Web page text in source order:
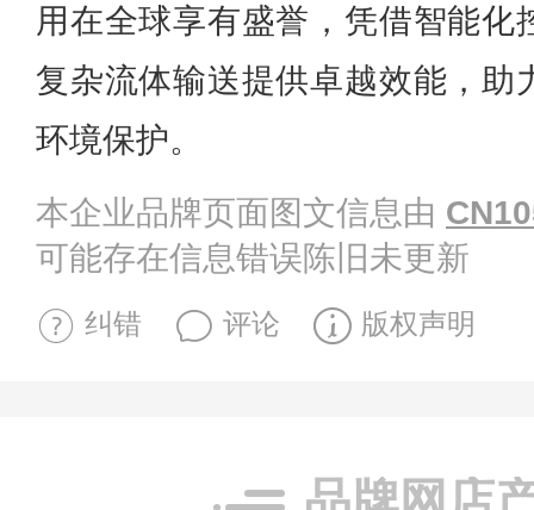
用在全球享有盛誉，凭借智能化
复杂流体输送提供卓越效能，助
环境保护。
本企业品牌页面图文信息由
可能存在信息错误陈旧未更新
纠错 评论 版权声明